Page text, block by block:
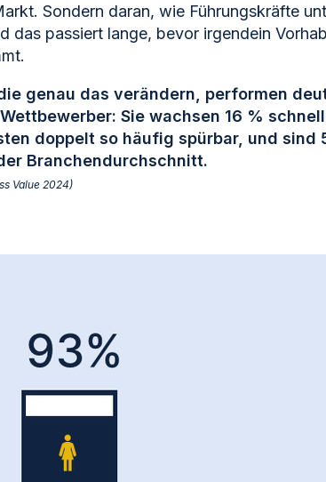
Sondern daran, wie Führungskräfte
das passiert lange, bevor irgendein
genau das verändern, performen
Sie wachsen 16 %
doppelt so häufig spürbar, und sind
Branchendurchschnitt.
Value 2024)